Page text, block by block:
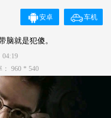
车机
安卓
脑就是犯傻。
04:19
： 960 * 540